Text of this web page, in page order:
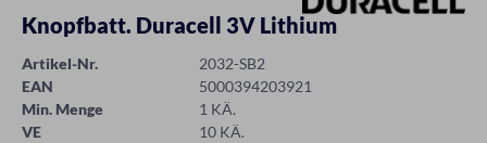
Knopfbatt. Duracell 3V Lithium
Artikel-Nr.
2032-SB2
EAN
5000394203921
Min. Menge
1 KÄ.
VE
10 KÄ.